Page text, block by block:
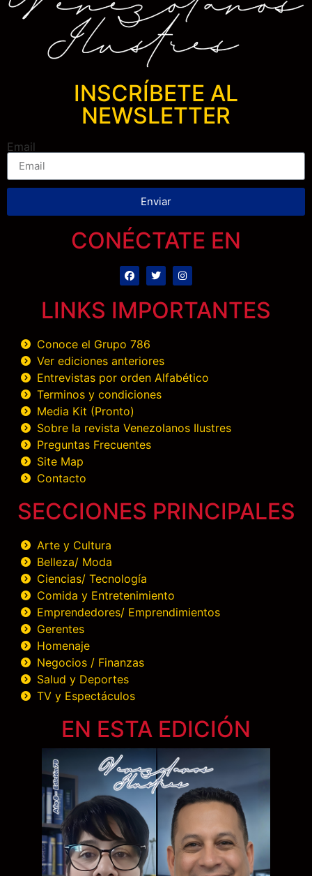
INSCRÍBETE AL
NEWSLETTER
Email
Enviar
CONÉCTATE EN
LINKS IMPORTANTES
Conoce el Grupo 786
Ver ediciones anteriores
Entrevistas por orden Alfabético
Terminos y condiciones
Media Kit (Pronto)
Sobre la revista Venezolanos Ilustres
Preguntas Frecuentes
Site Map
Contacto
SECCIONES PRINCIPALES
Arte y Cultura
Belleza/ Moda
Ciencias/ Tecnología
Comida y Entretenimiento
Emprendedores/ Emprendimientos
Gerentes
Homenaje
Negocios / Finanzas
Salud y Deportes
TV y Espectáculos
EN ESTA EDICIÓN